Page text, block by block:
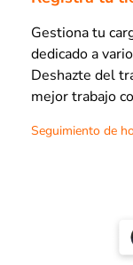
Gestiona tu
dedicado a
Deshazte del
mejor trabajo
Seguimiento de